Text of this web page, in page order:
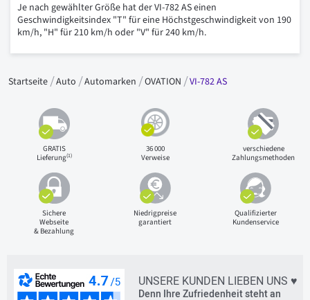
Je nach gewählter Größe hat der VI-782 AS einen
Geschwindigkeitsindex "T" für eine Höchstgeschwindigkeit von 190
km/h, "H" für 210 km/h oder "V" für 240 km/h.
Startseite Auto Automarken OVATION VI-782 AS
GRATIS
Lieferung(1)
36 000
Verweise
verschiedene
Zahlungsmethoden
Sichere
Webseite
& Bezahlung
Niedrigpreise
garantiert
Qualifizierter
Kundenservice
UNSERE KUNDEN LIEBEN UNS ♥
Denn Ihre Zufriedenheit steht an